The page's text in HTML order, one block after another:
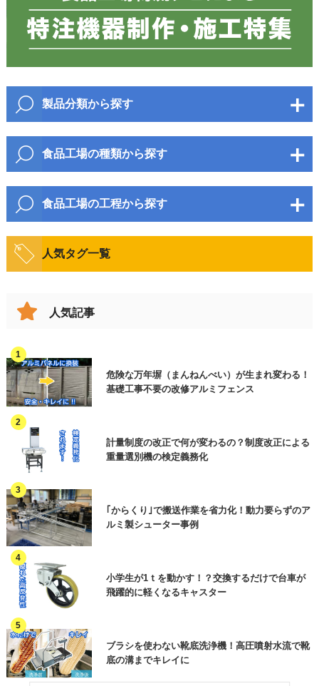
都道府県 必須
市区町村
町名・番地
お問合せ内容（複数選択可） 必須
談内容をご入力ください
資料請求 ※ご用件欄に商品名またはご相
訪問希望
電話連絡希望
オンラインセミナーについて
ご質問・その他（用件欄にご入力くださ
ご用件
製品分類から探す
包装・梱包資材
包装・梱包機器
検査機
印字機・ラベラー
ロボット
製函機・封函機
省人化・自動化
作業効率アップ
HACCP関連・異物混入対策
作業環境改善
各種工事・メンテナンス
加工品(部品)
その他機械
その他(製品分類)
食品工場の種類から探す
麺・パン 野菜・果物・加工品
水産・のり・加工品 畜産・鶏卵・加工品
菓子類
漬物・佃煮
穀物(麦・米など)
弁当・惣菜 レトルト・スープ
その他(食品以外)
食品工場の工程から探す
開梱・原料投入・混錬 搬送・移動
整列 加工(製品製造)
計量・計数
製函・封緘 箱詰め
パレタイズ
冷凍・冷蔵 洗浄・殺菌
廃棄
人気タグ一覧
人気記事
危険な万年塀（まんねんべい）が生まれ変わる！
基礎工事不要の改修アルミフェンス
計量制度の改正で何が変わるの？制度改正による
重量選別機の検定義務化
｢からくり｣で搬送作業を省力化！動力要らずのア
ルミ製シューター事例
小学生が1ｔを動かす！？交換するだけで台車が
飛躍的に軽くなるキャスター
ブラシを使わない靴底洗浄機！高圧噴射水流で靴
底の溝までキレイに